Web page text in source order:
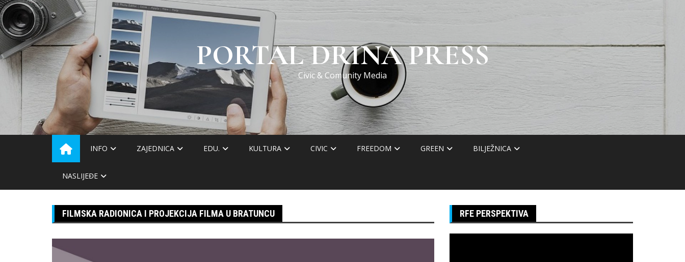
Skip
to
content
PORTAL DRINA PRESS
Civic & Comunity Media
INFO ZAJEDNICA EDU. KULTURA CIVIC FREEDOM GREEN BILJEŽNICA
NASLIJEĐE
FILMSKA RADIONICA I PROJEKCIJA FILMA U BRATUNCU RFE PERSPEKTIVA